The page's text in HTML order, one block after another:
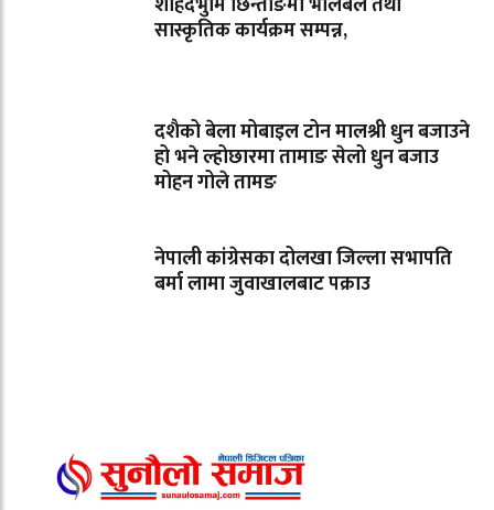
सास्कृतिक कार्यक्रम सम्पन्न,
दशैको बेला मोबाइल टोन मालश्री धुन बजाउने
हो भने ल्होछारमा तामाङ सेलो धुन बजाउ
मोहन गोले तामङ
नेपाली कांग्रेसका दोलखा जिल्ला सभापति
बर्मा लामा जुवाखालबाट पक्राउ